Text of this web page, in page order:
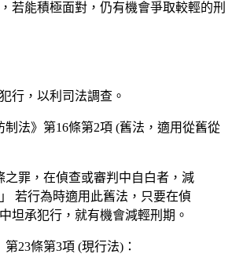
若能積極面對，仍有機會爭取較輕的刑
行，以利司法調查。
制法》第16條第2項 (舊法，適用從舊從
之罪，在偵查或審判中自白者，減
若行為時適用此舊法，只要在偵
坦承犯行，就有機會減輕刑期。
第23條第3項 (現行法)：